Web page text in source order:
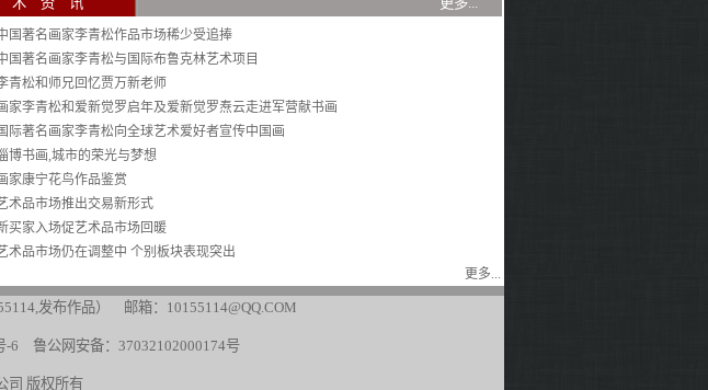
国著名画家李青松作品市场稀少受追捧
国著名画家李青松与国际布鲁克林艺术项目
青松和师兄回忆贾万新老师
家李青松和爱新觉罗启年及爱新觉罗焘云走进军营献书画
际著名画家李青松向全球艺术爱好者宣传中国画
博书画,城市的荣光与梦想
家康宁花鸟作品鉴赏
术品市场推出交易新形式
买家入场促艺术品市场回暖
术品市场仍在调整中 个别板块表现突出
更多...
,发布作品） 邮箱：10155114@QQ.COM
-6 鲁公网安备：37032102000174号
司 版权所有